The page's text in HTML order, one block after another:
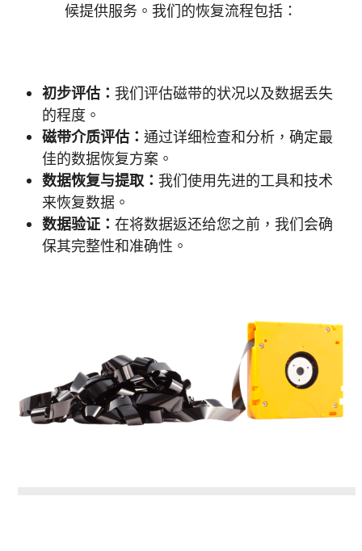
候提供服务。我们的恢复流程包括：
初步评估： 我们评估磁带的状况以及数据丢失
的程度。
磁带介质评估：通过详细检查和分析，确定最
佳的数据恢复方案。
数据恢复与提取： 我们使用先进的工具和技术
来恢复数据。
数据验证：在将数据返还给您之前，我们会确
保其完整性和准确性。